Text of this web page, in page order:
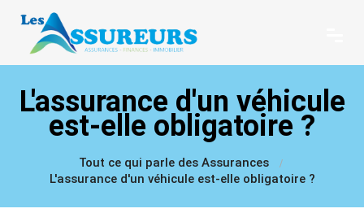
L'assurance d'un véhicule
est-elle obligatoire ?
Tout ce qui parle des Assurances
L'assurance d'un véhicule est-elle obligatoire ?